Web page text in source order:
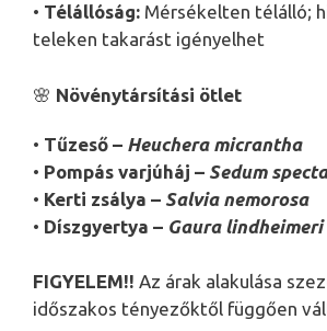
• Télállóság: Mérsékelten télálló;
teleken takarást igényelhet
🌸 Növénytársítási ötlet
• Tűzeső – Heuchera micrantha
• Pompás varjúháj – Sedum
• Kerti zsálya – Salvia nemorosa
• Díszgyertya – Gaura lindheimeri
FIGYELEM!! Az árak alakulása
időszakos tényezőktől függően